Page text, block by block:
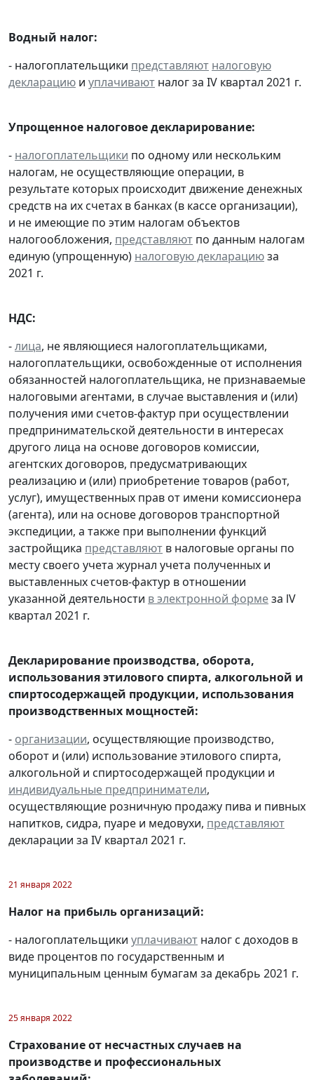
Водный налог:
- налогоплательщики представляют налоговую
декларацию и уплачивают налог за IV квартал 2021 г.
Упрощенное налоговое декларирование:
- налогоплательщики по одному или нескольким
налогам, не осуществляющие операции, в
результате которых происходит движение денежных
средств на их счетах в банках (в кассе организации),
и не имеющие по этим налогам объектов
налогообложения, представляют по данным налогам
единую (упрощенную) налоговую декларациюза
2021 г.
НДС:
-лица, не являющиеся налогоплательщиками,
налогоплательщики, освобожденные от исполнения
обязанностей налогоплательщика, не признаваемые
налоговыми агентами, в случае выставления и (или)
получения ими счетов-фактур при осуществлении
предпринимательской деятельности в интересах
другого лица на основе договоров комиссии,
агентских договоров, предусматривающих
реализацию и (или) приобретение товаров (работ,
услуг), имущественных прав от имени комиссионера
(агента), или на основе договоров транспортной
экспедиции, а также при выполнении функций
застройщика представляют в налоговые органы по
месту своего учета журнал учета полученных и
выставленных счетов-фактур в отношении
указанной деятельности в электронной формеза lV
квартал 2021 г.
Декларирование производства, оборота,
использования этилового спирта, алкогольной и
спиртосодержащей продукции, использования
производственных мощностей:
- организации, осуществляющие производство,
оборот и (или) использование этилового спирта,
алкогольной и спиртосодержащей продукции и
индивидуальные предприниматели,
осуществляющие розничную продажу пива и пивных
напитков, сидра, пуаре и медовухи, представляют
декларации за IV квартал 2021 г.
21 января 2022
Налог на прибыль организаций:
- налогоплательщики уплачивают налог с доходов в
виде процентов по государственным и
муниципальным ценным бумагам за декабрь 2021 г.
25 января 2022
Страхование от несчастных случаев на
производстве и профессиональных